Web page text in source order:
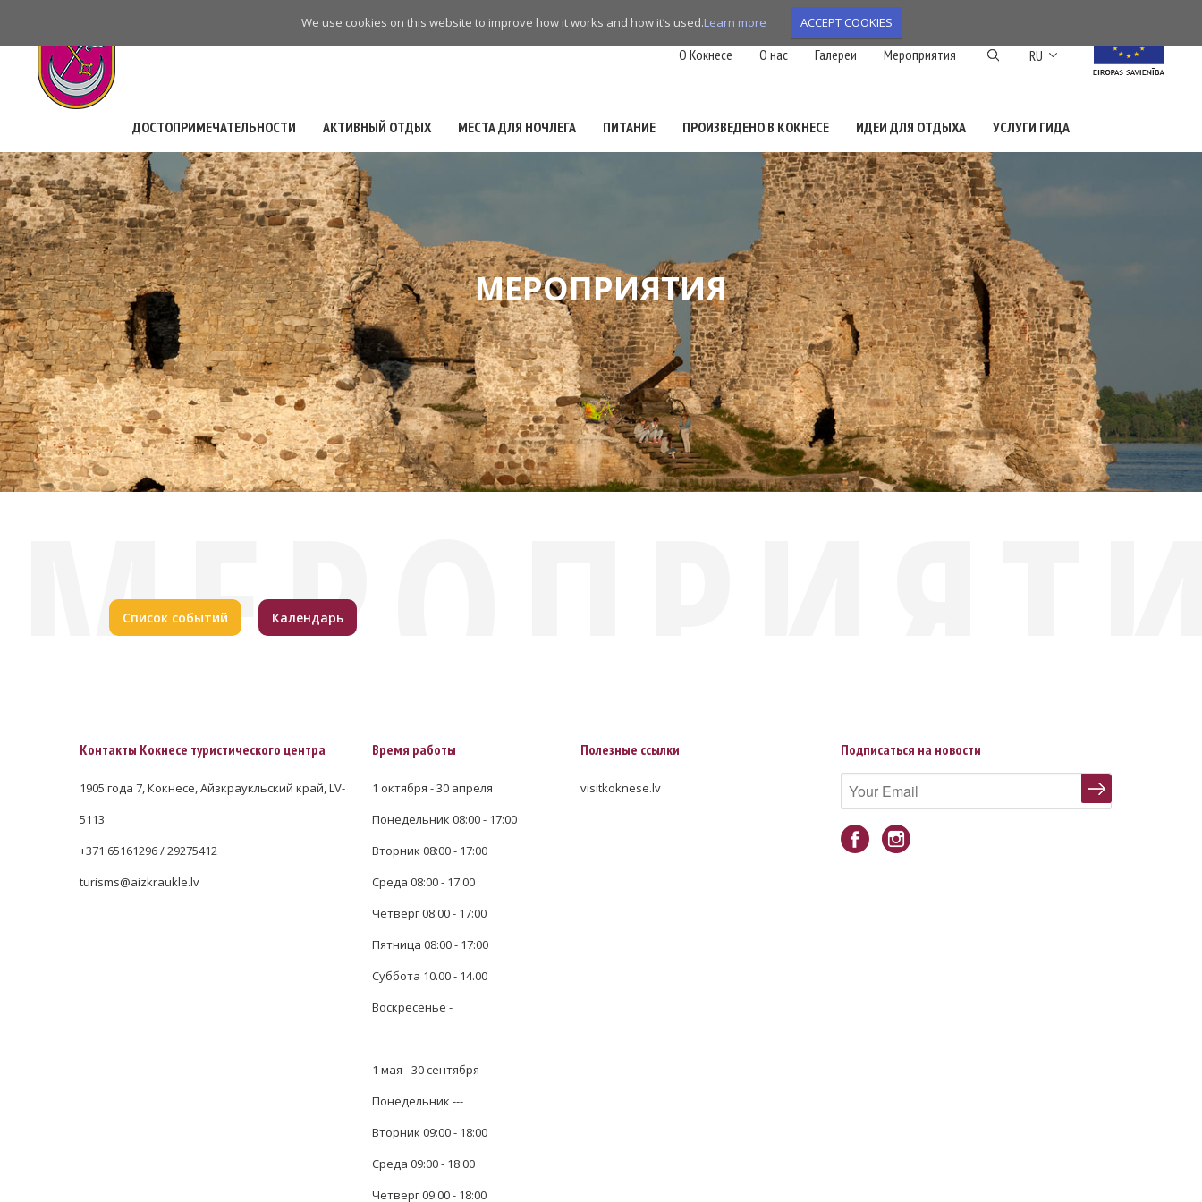
We use cookies on this website to improve how it works and how it’s used.Learn more ACCEPT COOKIES
navigation
RU Список
O Кокнесе О нас Галереи Мероприятия
ДОСТОПРИМЕЧАТЕЛЬНОСТИ АКТИВНЫЙ ОТДЫХ МЕСТА ДЛЯ НОЧЛЕГА ПИТАНИЕ ПРОИЗВЕДЕНО В КОКНЕСЕ ИДЕИ ДЛЯ ОТДЫХА УСЛУГИ ГИДА
МЕРОПРИЯТИЯ
Список событий Календарь
Контакты Кокнесе туристического центра
1905 года 7, Кокнесе, Айзкраукльский край, LV-
5113
+371 65161296 / 29275412
turisms@aizkraukle.lv
Время работы
1 октября - 30 апреля
Понедельник 08:00 - 17:00
Вторник 08:00 - 17:00
Среда 08:00 - 17:00
Четверг 08:00 - 17:00
Пятница 08:00 - 17:00
Суббота 10.00 - 14.00
Воскресенье -
1 мая - 30 сентября
Понедельник ---
Вторник 09:00 - 18:00
Среда 09:00 - 18:00
Четверг 09:00 - 18:00
Полезные ссылки
visitkoknese.lv
Подписаться на новости